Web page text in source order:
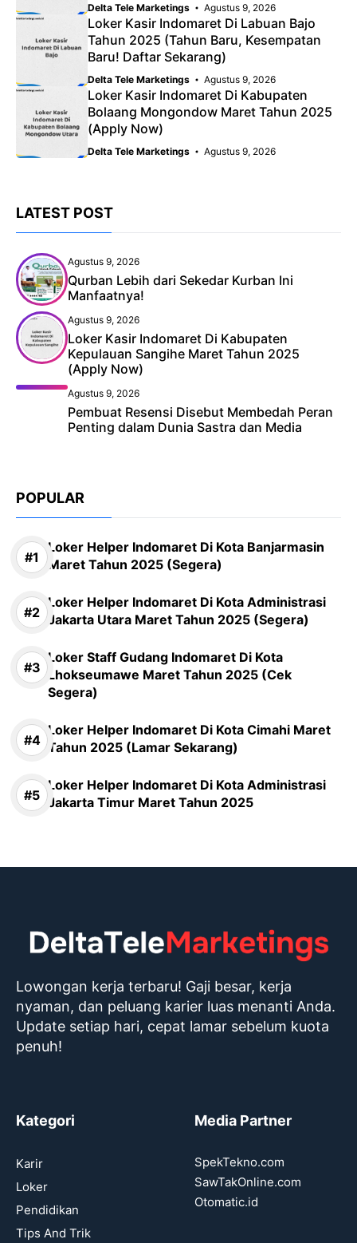
Delta Tele Marketings Agustus 9, 2026
Loker Kasir Indomaret Di Labuan Bajo
Tahun 2025 (Tahun Baru, Kesempatan
Baru! Daftar Sekarang)
Delta Tele Marketings Agustus 9, 2026
Loker Kasir Indomaret Di Kabupaten
Bolaang Mongondow Maret Tahun 2025
(Apply Now)
Delta Tele Marketings Agustus 9, 2026
LATEST POST
Agustus 9, 2026
Qurban Lebih dari Sekedar Kurban Ini
Manfaatnya!
Agustus 9, 2026
Loker Kasir Indomaret Di Kabupaten
Kepulauan Sangihe Maret Tahun 2025
(Apply Now)
Agustus 9, 2026
Pembuat Resensi Disebut Membedah Peran
Penting dalam Dunia Sastra dan Media
POPULAR
Loker Helper Indomaret Di Kota Banjarmasin
Maret Tahun 2025 (Segera)
Loker Helper Indomaret Di Kota Administrasi
Jakarta Utara Maret Tahun 2025 (Segera)
Loker Staff Gudang Indomaret Di Kota
Lhokseumawe Maret Tahun 2025 (Cek
Segera)
Loker Helper Indomaret Di Kota Cimahi Maret
Tahun 2025 (Lamar Sekarang)
Loker Helper Indomaret Di Kota Administrasi
Jakarta Timur Maret Tahun 2025
Lowongan kerja terbaru! Gaji besar, kerja
nyaman, dan peluang karier luas menanti Anda.
Update setiap hari, cepat lamar sebelum kuota
penuh!
Kategori
Karir
Loker
Pendidikan
Tips And Trik
Media Partner
SpekTekno.com
SawTakOnline.com
Otomatic.id